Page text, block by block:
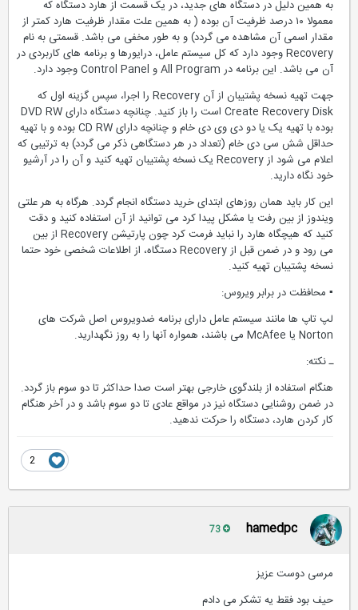
به همین دلیل در دستگاه های جدید، در یک قسمت از هارد دستگاه که
معمولا ۱۰ درصد ظرفیت آن بوده ( به همین علت مقدار ظرفیت هارد کمتر از
مقدار اسمی آن مشاهده می گردد) و به طور مخفی می باشد. قسمتی به نام
Recovery وجود دارد که کل سیستم عامل، درایورها و برنامه های کاربردی در
آن می باشد. این برنامه در All Program و Control Panel وجود دارد.
جهت تهیه نسخه پشتیبان از آن Recovery را اجرا، سپس گزینه اول که
Create Recovery Disk است را باز کنید. چنانچه دستگاه دارای DVD RW
بوده با تهیه یک یا دو دی وی دی خام و چنانچه دارای CD RW بوده و با تهیه
حداقل شش سی دی خام (تعداد در هر دستگاهی ذکر می گردد) به ترتیبی که
اعلام می شود از Recovery یک نسخه پشتیبان تهیه کنید و آن را در آرشیو
خود نگاه دارید.
این کار باید همان روزهای ابتدای خرید دستگاه انجام گردد. هرگاه به هر علتی
ویندوز از بین رفت یا مشکل پیدا کرد می توانید از آن استفاده کنید و دقت
کنید که هیچگاه هارد را نباید فرمت کرد چون پارتیشن Recovery از بین
می رود و در ضمن قبل از Recovery دستگاه، از اطلاعات شخصی خود حتما
نسخه پشتیبان تهیه کنید.
▪ محافظت در برابر ویروس:
لپ تاپ ها مانند سیستم عامل دارای برنامه ضدویروس اصل شرکت های
Norton یا McAfee می باشند، همواره آنها را به روز نگهدارید.
ـ نکته:
هنگام استفاده از بلندگوی خارجی بهتر است صدا حداکثر تا دو سوم باز گردد.
در ضمن روشنایی دستگاه نیز در مواقع عادی تا دو سوم باشد و در آخر هنگام
کار کردن هارد، دستگاه را حرکت ندهید.
hamedpc
مرسی دوست عزیز
حیف بود فقط یه تشکر می دادم